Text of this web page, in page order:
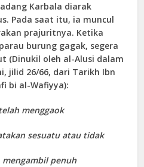
Karbala diarak
Pada saat itu, ia muncul
prajuritnya. Ketika
burung gagak, segera
(Dinukil oleh al-Alusi dalam
jilid 26/66, dari Tarikh Ibn
bi al-Wafiyya):
menggaok
sesuatu atau tidak
penuh